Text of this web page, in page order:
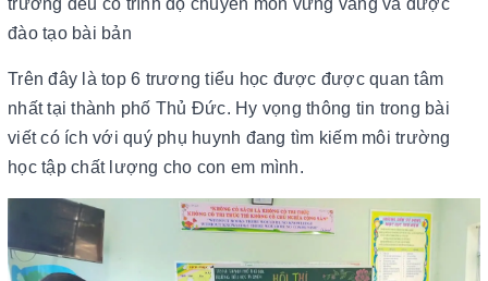
trường đều có trình độ chuyên môn vững vàng và được
đào tạo bài bản
Trên đây là top 6 trương tiểu học được được quan tâm
nhất tại thành phố Thủ Đức. Hy vọng thông tin trong bài
viết có ích với quý phụ huynh đang tìm kiếm môi trường
học tập chất lượng cho con em mình.